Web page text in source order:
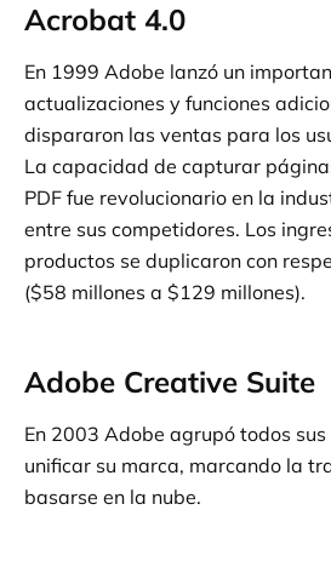
Acrobat 4.0
En 1999 Adobe lanzó un
actualizaciones y funciones
dispararon las ventas para los
La capacidad de capturar
PDF fue revolucionario en la
entre sus competidores. Los
productos se duplicaron con
($58 millones a $129 millones).
Adobe Creative Suite
En 2003 Adobe agrupó todos
unificar su marca, marcando la
basarse en la nube.